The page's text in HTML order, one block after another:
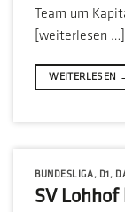
Team um
[weiterlesen …]
WEITERLESEN
BUNDESLIGA, D1 ,
SV